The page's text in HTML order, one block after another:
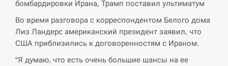
хотя у партнеров они…
СЕРПЕНЬ
14:10
збільшення потоку води до…
бомбардировки Ирана, Трамп поставил ультиматум
Во время разговора с корреспондентом Белого дома
Лиз Ландерс американский президент заявил, что
США приблизились к договоренностям с Ираном.
“Я думаю, что есть очень большие шансы на ее